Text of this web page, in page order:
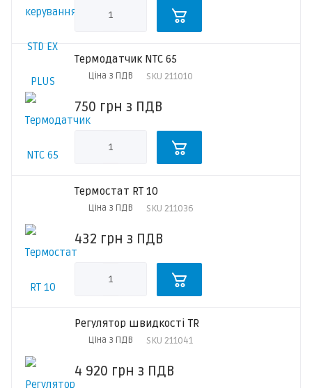
Термодатчик NTC 65
Ціна з ПДВ SKU 211010
750 грн з ПДВ
Термостат RT 10
Ціна з ПДВ SKU 211036
432 грн з ПДВ
Регулятор швидкості TR
Ціна з ПДВ SKU 211041
4 920 грн з ПДВ